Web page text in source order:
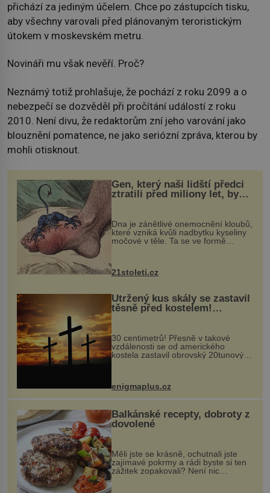
přichází za jediným účelem. Chce po zástupcích tisku,
aby všechny varovali před plánovaným teroristickým
útokem v moskevském metru.
Novináři mu však nevěří. Proč?
Neznámý totiž prohlašuje, že pochází z roku 2099 a o
nebezpečí se dozvěděl při pročítání událostí z roku
2010. Není divu, že redaktorům zní jeho varování jako
blouznění pomatence, ne jako seriózní zpráva, kterou by
mohli otisknout.
Gen, který naši lidští předci
ztratili před miliony let, by
mohl pomoci s léčbou
„nemoci králů“
Dna je zánětlivé onemocnění kloubů,
které vzniká kvůli nadbytku kyseliny
močové v těle. Ta se ve formě
nohou, a způsobuje bole...
21stoleti.cz
Utržený kus skály se zastavil
těsně před kostelem!
Ochránila ho boží síla?
30 centimetrů! Přesně v takové
vzdálenosti se od amerického
kostela zastavil obrovský 20tunový
...
enigmaplus.cz
Balkánské recepty, dobroty z
dovolené
Měli jste se krásně, ochutnali jste
zajímavé pokrmy a rádi byste si ten
zážitek zopakovali? Není nic
snazšího. Pljeskavica (10 porcí)
Možná jste ji ochutnali na dovolené v